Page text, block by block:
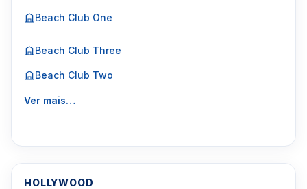
Beach Club One
Beach Club Three
Beach Club Two
Ver mais…
HOLLYWOOD